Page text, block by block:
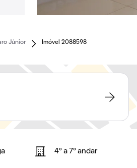
Júnior Imóvel 2088598
4° a 7° andar